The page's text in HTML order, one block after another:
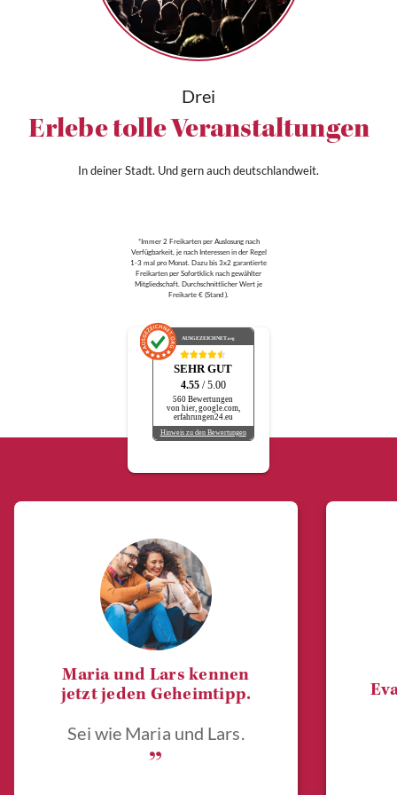
Drei
Erlebe tolle Veranstaltungen
In deiner Stadt. Und gern auch deutschlandweit.
*Immer 2 Freikarten per Auslosung nach
Verfügbarkeit, je nach Interessen in der Regel
1-3 mal pro Monat. Dazu bis 3x2 garantierte
Freikarten per Sofortklick nach gewählter
Mitgliedschaft. Durchschnittlicher Wert je
Freikarte € (Stand ).
AUSGEZEICHNET.org
SEHR GUT
4.55 / 5.00
560 Bewertungen
von hier, google.com,
erfahrungen24.eu
Hinweis zu den Bewertungen
Maria und Lars kennen
jetzt jeden Geheimtipp.
Sei wie Maria und Lars.
„